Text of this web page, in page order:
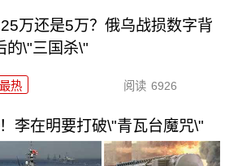
万还是5万？俄乌战损数字背
的\"三国杀\"
最热 阅读 6926
李在明要打破\"青瓦台魔咒\"